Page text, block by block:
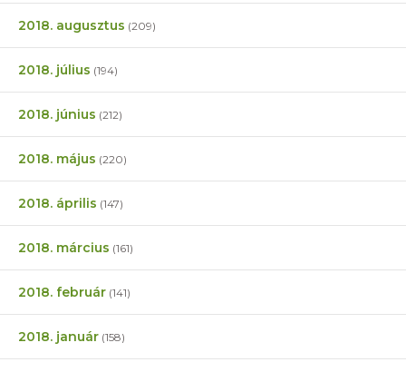
2018. augusztus (209)
2018. július (194)
2018. június (212)
2018. május (220)
2018. április (147)
2018. március (161)
2018. február (141)
2018. január (158)